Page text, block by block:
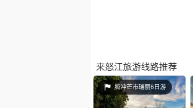
来怒江旅游线路推荐
腾冲芒市瑞丽6日游